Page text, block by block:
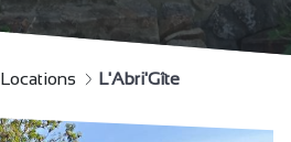
Locations L'Abri'Gîte